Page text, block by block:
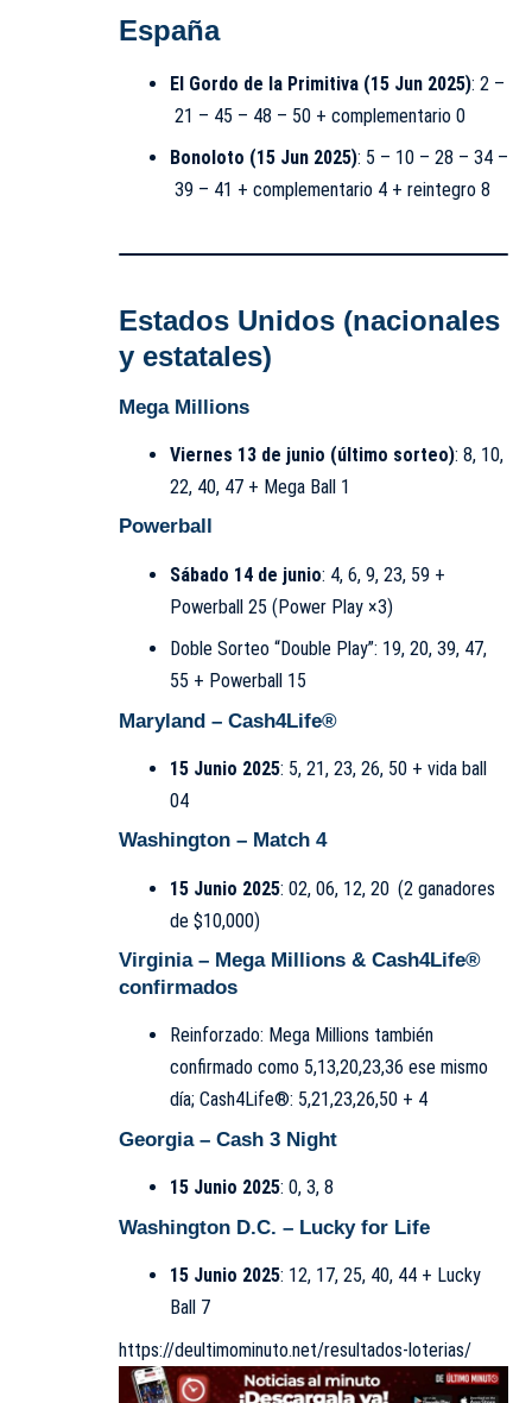
España
El Gordo de la Primitiva (15 Jun 2025): 2 –
21 – 45 – 48 – 50 + complementario 0
Bonoloto (15 Jun 2025): 5 – 10 – 28 – 34 –
39 – 41 + complementario 4 + reintegro 8
Estados Unidos (nacionales
y estatales)
Mega Millions
Viernes 13 de junio (último sorteo): 8, 10,
22, 40, 47 + Mega Ball 1
Powerball
Sábado 14 de junio: 4, 6, 9, 23, 59 +
Powerball 25 (Power Play ×3)
Doble Sorteo “Double Play”: 19, 20, 39, 47,
55 + Powerball 15
Maryland – Cash4Life®
15 Junio 2025: 5, 21, 23, 26, 50 + vida ball
04
Washington – Match 4
15 Junio 2025: 02, 06, 12, 20 (2 ganadores
de $10,000)
Virginia – Mega Millions & Cash4Life®
confirmados
Reinforzado: Mega Millions también
confirmado como 5,13,20,23,36 ese mismo
día; Cash4Life®: 5,21,23,26,50 + 4
Georgia – Cash 3 Night
15 Junio 2025: 0, 3, 8
Washington D.C. – Lucky for Life
15 Junio 2025: 12, 17, 25, 40, 44 + Lucky
Ball 7
https://deultimominuto.net/resultados-loterias/